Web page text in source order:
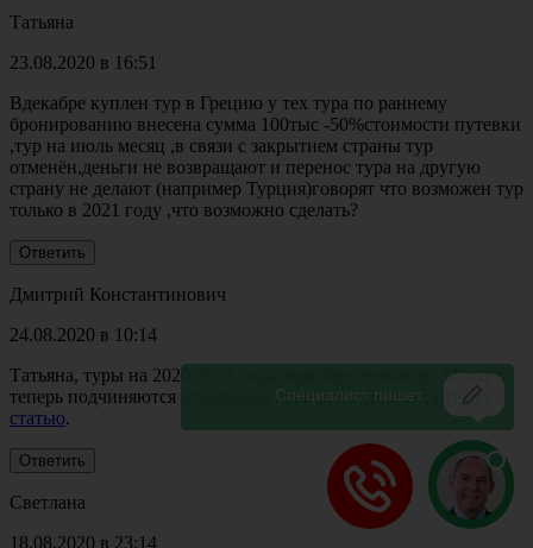
Татьяна
23.08.2020 в 16:51
Вдекабре куплен тур в Грецию у тех тура по раннему
бронированию внесена сумма 100тыс -50%стоимости путевки
,тур на июль месяц ,в связи с закрытием страны тур
отменён,деньги не возвращают и перенос тура на другую
страну не делают (например Турция)говорят что возможен тур
только в 2021 году ,что возможно сделать?
Дмитрий Константинович
24.08.2020 в 10:14
Татьяна, туры на 2020-2021 года, приобретенные до 31 марта,
теперь подчиняются отдельным правилам. Посмотрите
эту
статью.
Светлана
18.08.2020 в 23:14